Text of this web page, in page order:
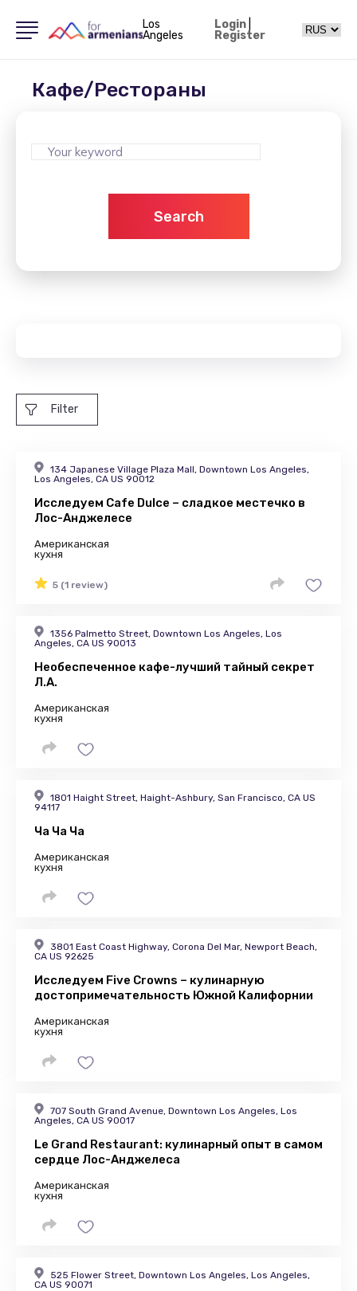
Los
Angeles
Login|
Register
Кафе/Рестораны
Search
Filter
134 Japanese Village Plaza Mall, Downtown Los Angeles,
Los Angeles, CA US 90012
Исследуем Cafe Dulce – сладкое местечко в
Лос-Анджелесе
Американская
кухня
5 (1 review)
1356 Palmetto Street, Downtown Los Angeles, Los
Angeles, CA US 90013
Необеспеченное кафе-лучший тайный секрет
Л.А.
Американская
кухня
1801 Haight Street, Haight-Ashbury, San Francisco, CA US
94117
Ча Ча Ча
Американская
кухня
3801 East Coast Highway, Corona Del Mar, Newport Beach,
CA US 92625
Исследуем Five Crowns – кулинарную
достопримечательность Южной Калифорнии
Американская
кухня
707 South Grand Avenue, Downtown Los Angeles, Los
Angeles, CA US 90017
Le Grand Restaurant: кулинарный опыт в самом
сердце Лос-Анджелеса
Американская
кухня
525 Flower Street, Downtown Los Angeles, Los Angeles,
CA US 90071